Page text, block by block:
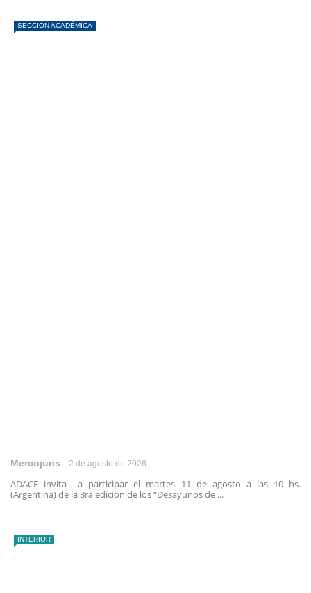
SECCIÓN ACADÉMICA
Mercojuris 2 de agosto de 2026
ADACE invita a participar el martes 11 de agosto a las 10 hs.
(Argentina) de la 3ra edición de los “Desayunos de ...
INTERIOR